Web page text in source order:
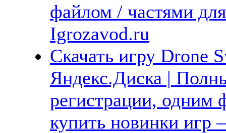
файлом / частями
Igrozavod.ru
Скачать игру Drone
Яндекс.Диска |
регистрации, одним
купить новинки